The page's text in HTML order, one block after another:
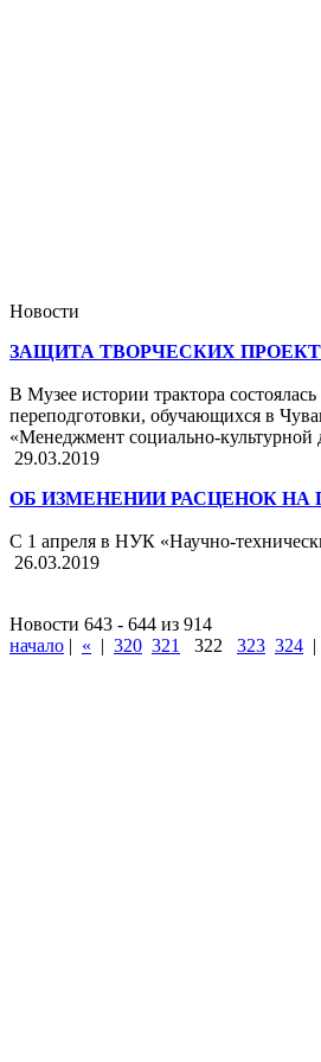
Новости
ЗАЩИТА ТВОРЧЕСКИХ
В Музее истории трактора
переподготовки, обучающихся в
«Менеджмент социально-культурной
29.03.2019
ОБ ИЗМЕНЕНИИ РАСЦЕНОК
С 1 апреля в НУК «Научно-
26.03.2019
Новости 643 - 644 из 914
начало | « | 320 321 322 323 324 |